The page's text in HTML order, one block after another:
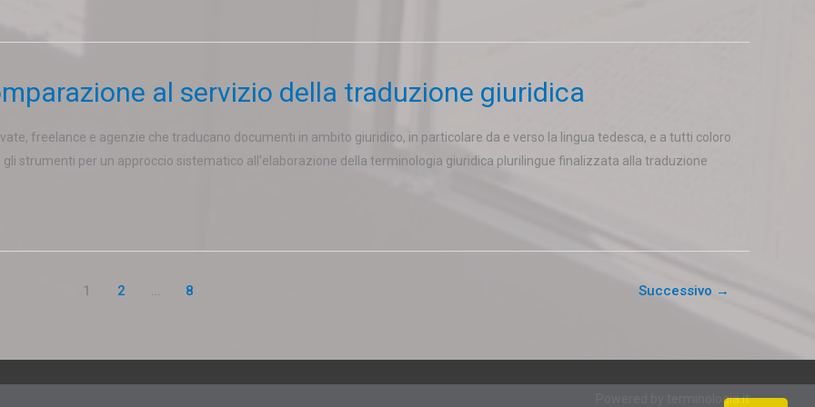
al servizio della traduzione giuridica
freelance e agenzie che traducano documenti in ambito giuridico, in particolare da e verso la lingua tedesca, e a tutti coloro
strumenti per un approccio sistematico all’elaborazione della terminologia giuridica plurilingue finalizzata alla traduzione
1 2 … 8 Successivo →
Powered by terminologia.it